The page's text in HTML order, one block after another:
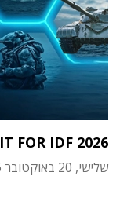
IT FOR IDF 2026
שלישי, 20 באוקטובר 2026